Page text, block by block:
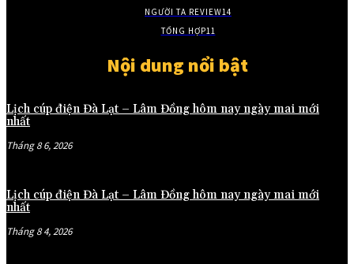
NGƯỜI TA REVIEW14
TỔNG HỢP11
Nội dung nổi bật
Lịch cúp điện Đà Lạt – Lâm Đồng hôm nay ngày mai mới
nhất
Tháng 8 6, 2026
Lịch cúp điện Đà Lạt – Lâm Đồng hôm nay ngày mai mới
nhất
Tháng 8 4, 2026